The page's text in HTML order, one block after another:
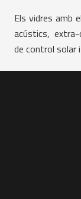
Els vidres amb
acústics,
de control solar